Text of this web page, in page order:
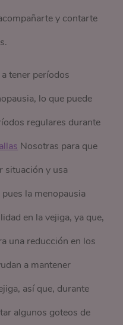
y contarte
tener períodos
lo que puede
regulares durante
Nosotras para que
situación y usa
pues la menopausia
en la vejiga, ya que,
una reducción en los
a mantener
así que, durante
algunos goteos de